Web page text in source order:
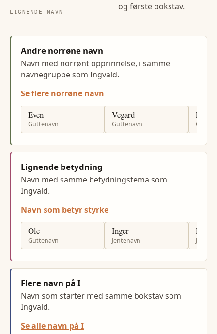
LIGNENDE NAVN
og første bokstav.
Andre norrøne navn
Navn med norrønt opprinnelse, i samme
navnegruppe som Ingvald.
Se flere norrøne navn
Even
Guttenavn
Vegard
Guttenavn
Eivind
Lignende betydning
Navn med samme betydningstema som
Ingvald.
Navn som betyr styrke
Ole
Guttenavn
Inger
Jentenavn
Hilde
Flere navn på I
Navn som starter med samme bokstav som
Ingvald.
Se alle navn på I